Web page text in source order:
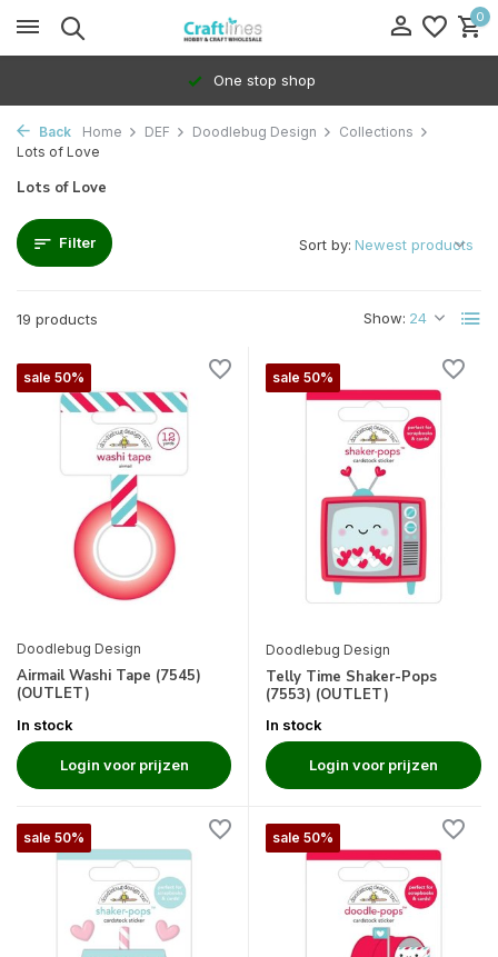
0
Back Home DEF Doodlebug Design
Collections
Lots of Love
Lots of Love
Filter
19 products Show:
Sort by:
sale 50%
Doodlebug Design
Airmail Washi Tape (7545)
(OUTLET)
In stock
Login voor prijzen
sale 50%
Doodlebug Design
Telly Time Shaker-Pops
(7553) (OUTLET)
In stock
Login voor prijzen
sale 50% sale 50%